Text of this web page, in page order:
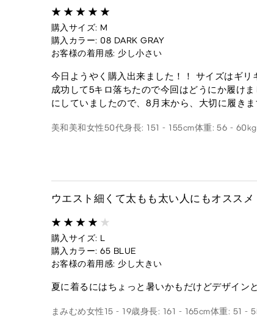
購入サイズ: M
購入カラー: 08 DARK GRAY
お客様の着用感: 少し小さい
今日ようやく購入出来ました！！ サイズはギ
成功して5キロ落ちたので今回はどうにか履け
にしていましたので、8月末から、大切に履きま
美和美和女性50代身長: 151 - 155cm体重: 56 - 60kg
ウエスト細くて太もも太い人にもオススメ
購入サイズ: L
購入カラー: 65 BLUE
お客様の着用感: 少し大きい
夏に着るにはちょっと暑いかもだけどデザイン
まみむめ女性15 - 19歳身長: 161 - 165cm体重: 51 -